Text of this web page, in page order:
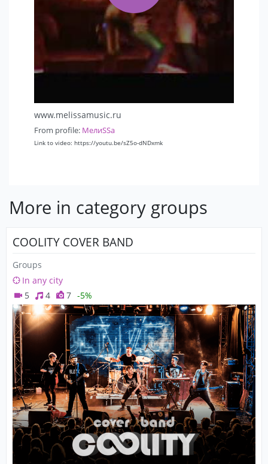
www.melissamusic.ru
From profile: MелиSSa
Link to video: https://youtu.be/sZ5o-dNDxmk
More in category groups
COOLITY COVER BAND
Groups
In any city
5
4 7 -5%